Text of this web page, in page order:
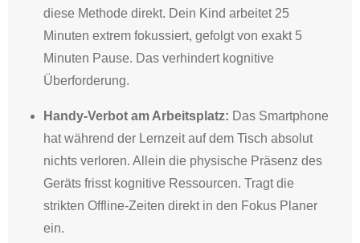
diese Methode direkt. Dein Kind arbeitet 25
Minuten extrem fokussiert, gefolgt von exakt 5
Minuten Pause. Das verhindert kognitive
Überforderung.
Handy-Verbot am Arbeitsplatz: Das Smartphone
hat während der Lernzeit auf dem Tisch absolut
nichts verloren. Allein die physische Präsenz des
Geräts frisst kognitive Ressourcen. Tragt die
strikten Offline-Zeiten direkt in den Fokus Planer
ein.